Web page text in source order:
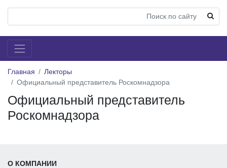
Главная
Лекторы
Официальный представитель Роскомнадзора
Официальный представитель
Роскомнадзора
О КОМПАНИИ